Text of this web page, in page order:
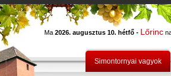
Ma 2026. augusztus 10. hétfő - Lőrinc
Simontornyai vagyok